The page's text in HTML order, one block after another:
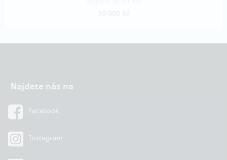
Najdete nás na
Facebook
Instagram